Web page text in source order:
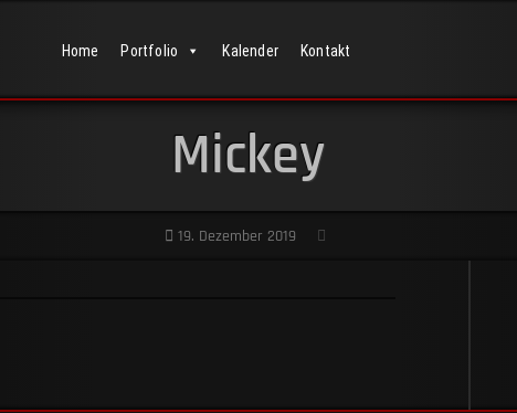
Home Portfolio Kalender Kontakt
Mickey
19. Dezember 2019